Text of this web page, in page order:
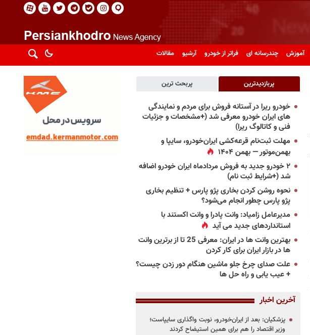
آموزش چندرسانه ای فراتر از خودرو آرشیو مقالات
پربازدیدترین پربحث ترین
خودرو ریرا در آستانه فروش برای مردم و نمایندگی
های ایران خودرو معرفی شد (+مشخصات و جزئیات
فنی و کاتالوگ ریرا)
مهلت ثبت‌نام قرعه‌کشی ایران‌خودرو، سایپا و
بهمن‌موتور — بهمن ۱۴۰۴
۲ خودرو جدید به فروش مردادماه ایران خودرو اضافه
شد (+شرایط ثبت نام)
نحوه روشن کردن بخاری پژو پارس + تنظیم بخاری
پژو پارس چطور انجام می‌شود؟
مدیرعامل زامیاد: وانت پادرا و وانت اکستند با
استانداردهای جدید می آید
بهترین وانت ها در ایران: معرفی 25 تا از برترین وانت
ها در بازار ایران برای کار کردن
علت صدای چرخ جلو ماشین هنگام دور زدن چیست؟
+ عیب یابی و راه حل ها
آخرین اخبار
پزشکیان: بعد از ایران‌خودرو، نوبت واگذاری سایپاست؛
وزیر اقتصاد را هم برای همین استیضاح کردند